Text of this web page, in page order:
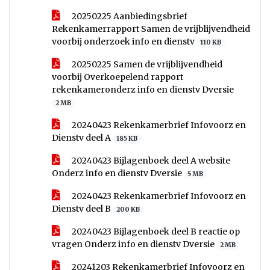
20250225 Aanbiedingsbrief
Rekenkamerrapport Samen de vrijblijvendheid
voorbij onderzoek info en dienstv
110 KB
20250225 Samen de vrijblijvendheid
voorbij Overkoepelend rapport
rekenkameronderz info en dienstv Dversie
2 MB
20240423 Rekenkamerbrief Infovoorz en
Dienstv deel A
185 KB
20240423 Bijlagenboek deel A website
Onderz info en dienstv Dversie
5 MB
20240423 Rekenkamerbrief Infovoorz en
Dienstv deel B
200 KB
20240423 Bijlagenboek deel B reactie op
vragen Onderz info en dienstv Dversie
2 MB
20241203 Rekenkamerbrief Infovoorz en